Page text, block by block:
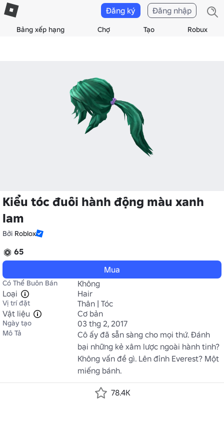
Bảng xếp hạng Chợ Tạo Robux
Đăng ký Đăng nhập
Kiểu tóc đuôi hành động màu xanh
lam
Bởi Roblox
65
Mua
Có Thể Buôn Bán
Không
Loại
Hair
Vị trí đặt
Thân | Tóc
Vật liệu
Cơ bản
Ngày tạo 03 thg 2, 2017
Mô Tả
Cô ấy đã sẵn sàng cho mọi thứ. Đánh
bại những kẻ xâm lược ngoài hành tinh?
Không vấn đề gì. Lên đỉnh Everest? Một
miếng bánh.
78.4K